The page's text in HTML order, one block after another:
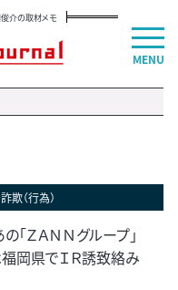
介の取材メモ
欺（行為）
「ＺＡＮＮグループ」
岡県でＩＲ誘致絡み
MENU